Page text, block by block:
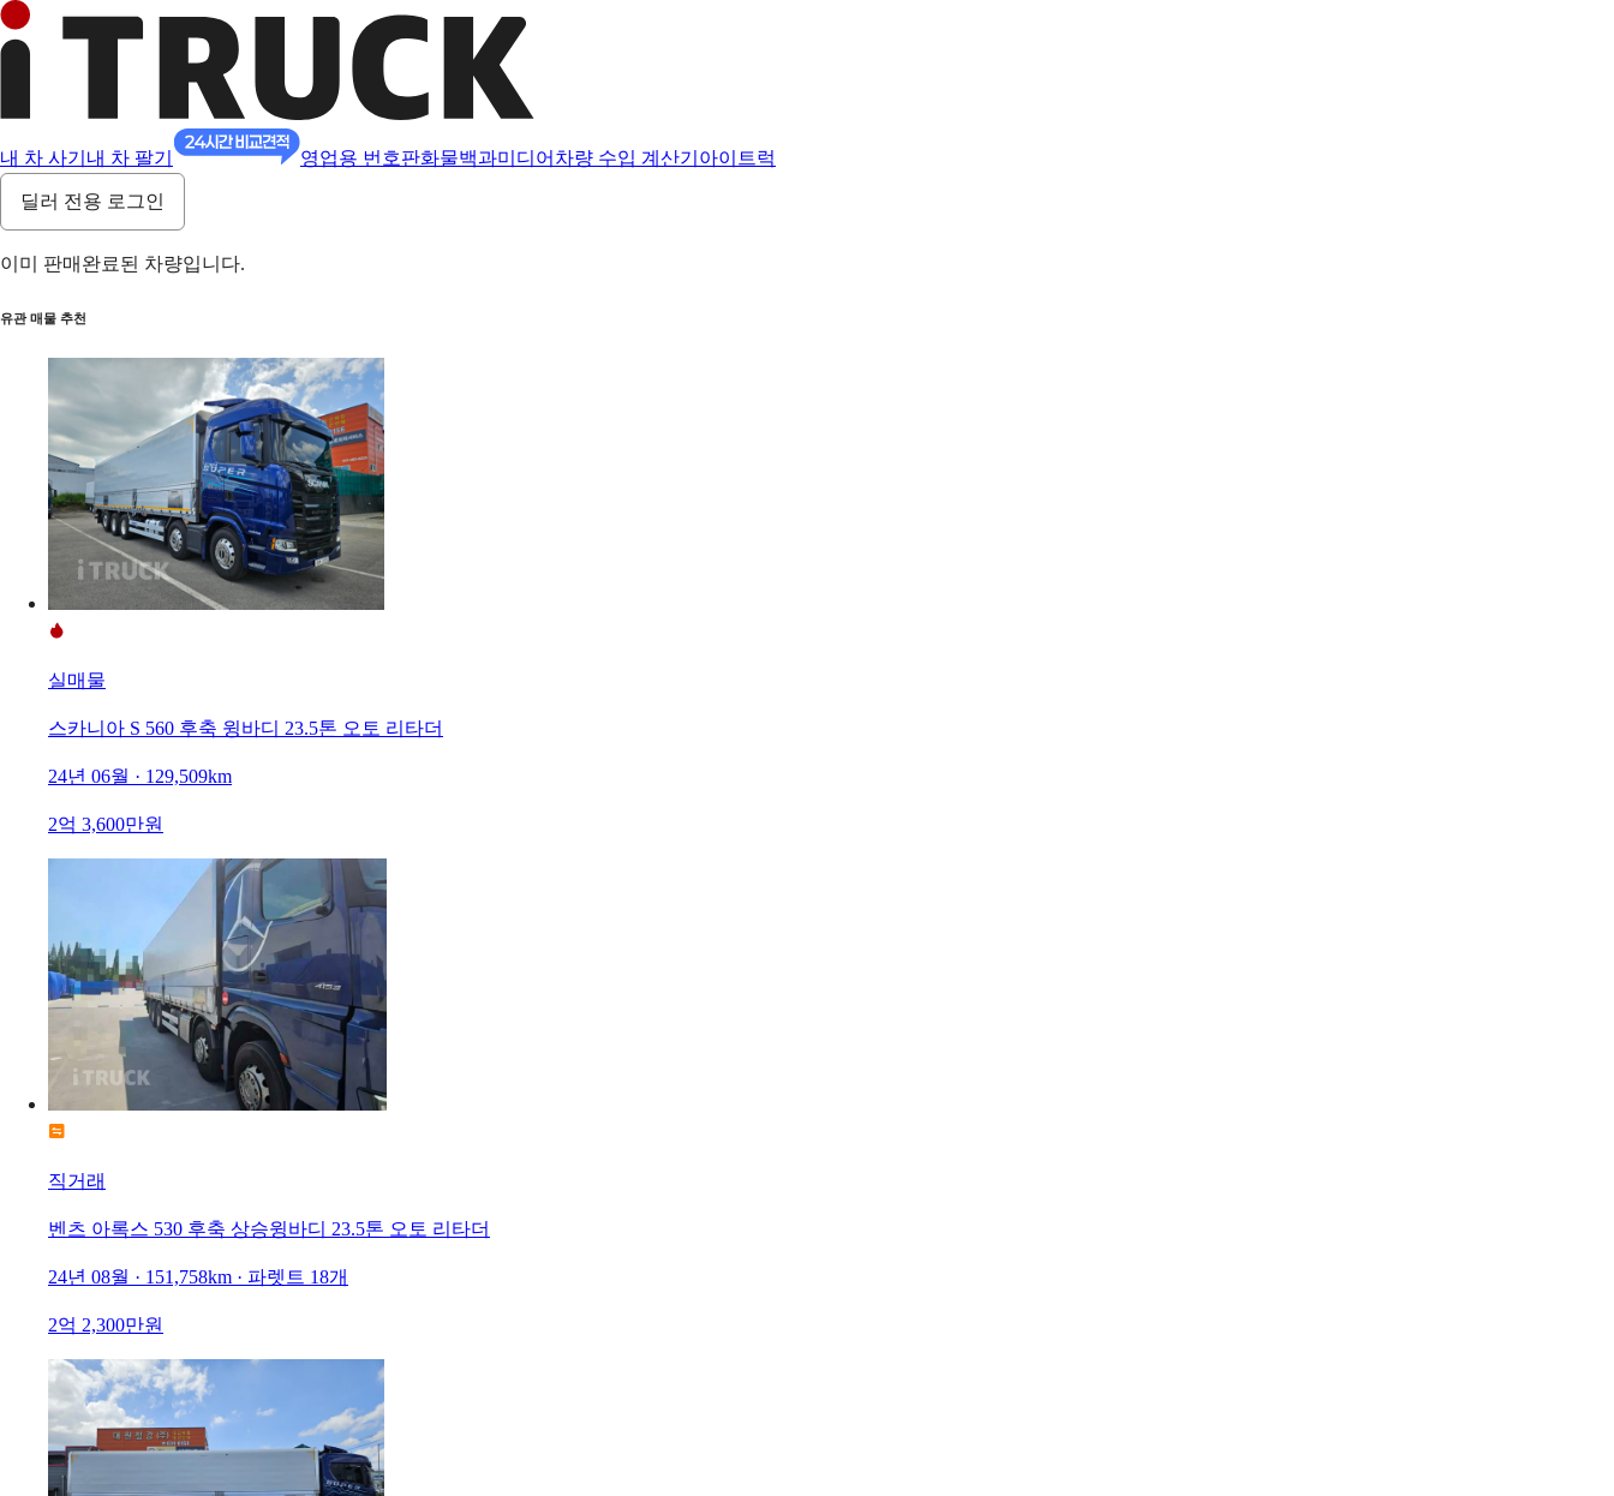
내 차 사기 내 차 팔기 영업용 번호판화물백과미디어 차량 수입 계산기 아이트럭
딜러 전용 로그인
이미 판매완료된 차량입니다.
유관 매물 추천
실매물
스카니아 S 560 후축 윙바디 23.5톤 오토 리타더
24년 06월 · 129,509km
2억 3,600만원
직거래
벤츠 아록스 530 후축 상승윙바디 23.5톤 오토 리타더
24년 08월 · 151,758km · 파렛트 18개
2억 2,300만원